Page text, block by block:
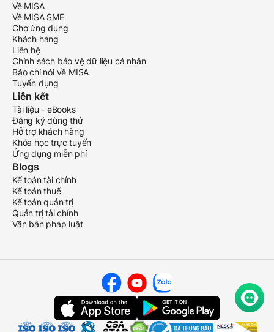
Về MISA
Về MISA SME
Chợ ứng dụng
Khách hàng
Liên hệ
Chính sách bảo vệ dữ liệu cá nhân
Báo chí nói về MISA
Tuyển dụng
Liên kết
Tài liệu - eBooks
Đăng ký dùng thử
Hỗ trợ khách hàng
Khóa học trực tuyến
Ứng dụng miễn phí
Blogs
Kế toán tài chính
Kế toán thuế
Kế toán quản trị
Quản trị tài chính
Văn bản pháp luật